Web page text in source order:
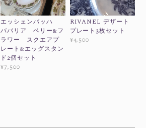
エッシェンバッハ
ババリア ベリー&フ
ラワー スクエアプ
レート&エッグスタン
ド2個セット
¥7,500
RIVANEL デザート
プレート3枚セット
¥4,500